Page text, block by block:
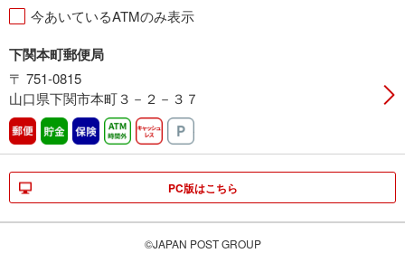
今あいているATMのみ表示
下関本町郵便局
〒 751-0815
山口県下関市本町３－２－３７
郵便 貯金 保険 ATM時間外キャッシュレス
PC版はこちら
©JAPAN POST GROUP